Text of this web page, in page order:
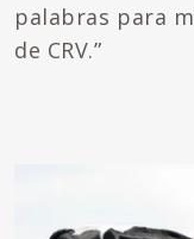
palabras para
de CRV.”